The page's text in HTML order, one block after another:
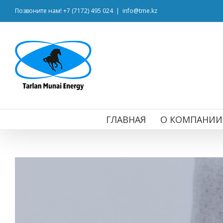
Позвоните нам! +7 (7172) 495 024 | info@tme.kz
ГЛАВНАЯ О КОМПАНИИ